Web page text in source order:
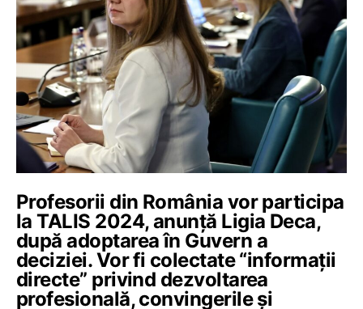
Profesorii din România vor participa
la TALIS 2024, anunță Ligia Deca,
după adoptarea în Guvern a
deciziei. Vor fi colectate “informații
directe” privind dezvoltarea
profesională, convingerile și